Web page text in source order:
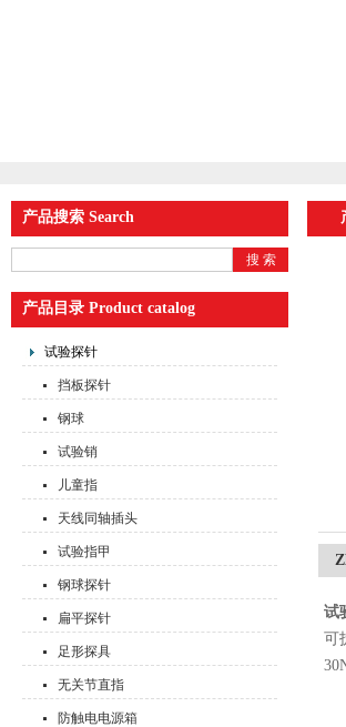
产品搜索 Search
产品目录 Product catalog
试验探针
挡板探针
钢球
试验销
儿童指
天线同轴插头
试验指甲
钢球探针
扁平探针
足形探具
无关节直指
防触电电源箱
试
可